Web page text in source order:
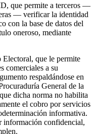
que permite a terceros —
— verificar la identidad
con la base de datos del
oneroso, mediante
que le permite
comerciales a su
respaldándose en
General de la
dicha norma no habilita
el cobro por servicios
informativa.
información confidencial,